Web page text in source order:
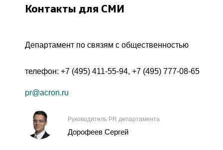
Контакты для СМИ
Департамент по связям с общественностью
телефон: +7 (495) 411-55-94, +7 (495) 777-08-65
pr@acron.ru
Руководитель PR департамента
Дорофеев Сергей